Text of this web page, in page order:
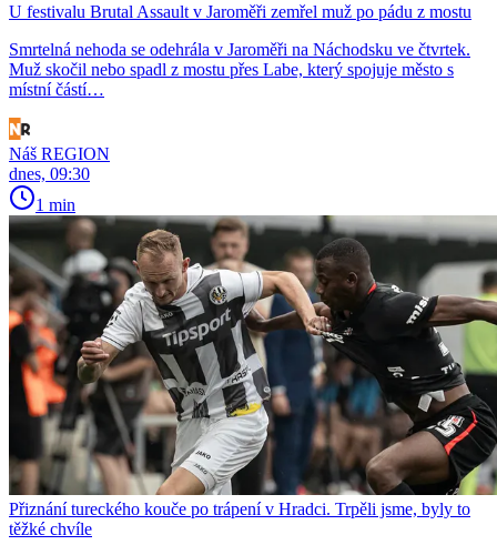
U festivalu Brutal Assault v Jaroměři zemřel muž po pádu z mostu
Smrtelná nehoda se odehrála v Jaroměři na Náchodsku ve čtvrtek.
Muž skočil nebo spadl z mostu přes Labe, který spojuje město s
místní částí…
Náš REGION
dnes, 09:30
1 min
Přiznání tureckého kouče po trápení v Hradci. Trpěli jsme, byly to
těžké chvíle